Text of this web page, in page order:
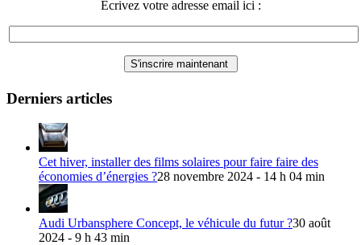
Ecrivez votre adresse email ici :
Derniers articles
Cet hiver, installer des films solaires pour faire faire des
économies d’énergies ?28 novembre 2024 - 14 h 04 min
Audi Urbansphere Concept, le véhicule du futur ?30 août
2024 - 9 h 43 min